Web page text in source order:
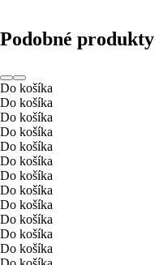
Podobné produkty
Do košíka
Do košíka
Do košíka
Do košíka
Do košíka
Do košíka
Do košíka
Do košíka
Do košíka
Do košíka
Do košíka
Do košíka